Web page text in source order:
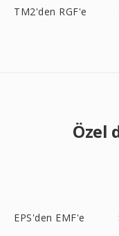
TM2'den RGF'e
Özel
EPS'den EMF'e